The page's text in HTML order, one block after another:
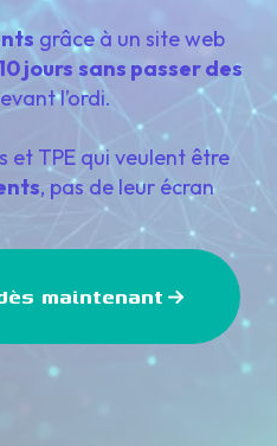
grâce à un site web
jours sans passer des
l’ordi.
et TPE qui veulent être
, pas de leur écran
maintenant